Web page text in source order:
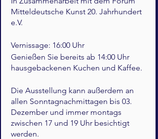
Mitteldeutsche Kunst 20. Jahrhundert
e.V.
Vernissage: 16:00 Uhr
Genießen Sie bereits ab 14:00 Uhr
hausgebackenen Kuchen und Kaffee.
Die Ausstellung kann außerdem an
allen Sonntagnachmittagen bis 03.
Dezember und immer montags
zwischen 17 und 19 Uhr besichtigt
werden.